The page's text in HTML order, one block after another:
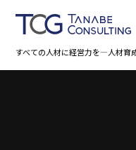
すべての人材に経営力を―人材育